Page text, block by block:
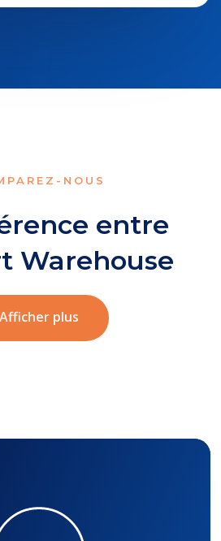
NOUS
entre
Warehouse
Afficher plus